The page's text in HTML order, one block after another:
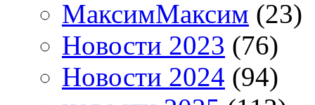
МаксимМаксим (23)
Новости 2023 (76)
Новости 2024 (94)